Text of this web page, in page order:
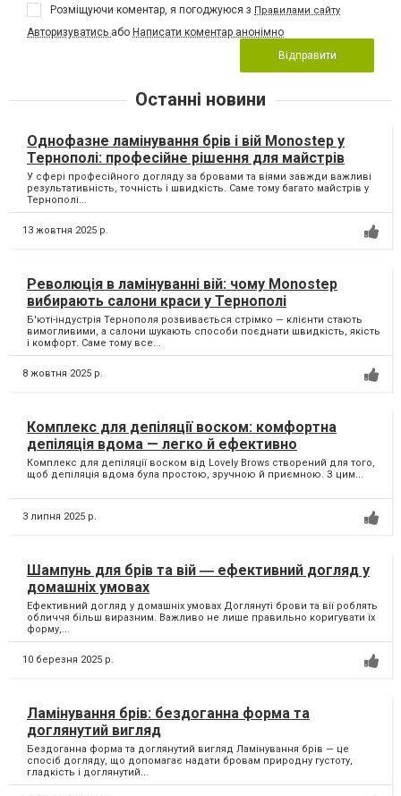
Розміщуючи коментар, я погоджуюся з Правилами сайту
Авторизуватись або Написати коментар анонімно
Відправити
Останні новини
Однофазне ламінування брів і вій Monostep у
Тернополі: професійне рішення для майстрів
У сфері професійного догляду за бровами та віями завжди важливі
результативність, точність і швидкість. Саме тому багато майстрів у
Тернополі...
13 жовтня 2025 р.
Революція в ламінуванні вій: чому Monostep
вибирають салони краси у Тернополі
Б'юті-індустрія Тернополя розвивається стрімко — клієнти стають
вимогливими, а салони шукають способи поєднати швидкість, якість
і комфорт. Саме тому все...
8 жовтня 2025 р.
Комплекс для депіляції воском: комфортна
депіляція вдома — легко й ефективно
Комплекс для депіляції воском від Lovely Brows створений для того,
щоб депіляція вдома була простою, зручною й приємною. З цим...
3 липня 2025 р.
Шампунь для брів та вій ― ефективний догляд у
домашніх умовах
Ефективний догляд у домашніх умовах Доглянуті брови та вії роблять
обличчя більш виразним. Важливо не лише правильно коригувати їх
форму,...
10 березня 2025 р.
Ламінування брів: бездоганна форма та
доглянутий вигляд
Бездоганна форма та доглянутий вигляд Ламінування брів — це
спосіб догляду, що допомагає надати бровам природну густоту,
гладкість і доглянутий...